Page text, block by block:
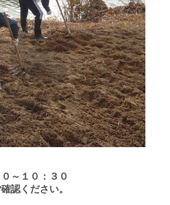
～１０：３０
認ください。